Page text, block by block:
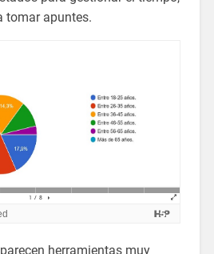
tomar apuntes.
herramientas muy